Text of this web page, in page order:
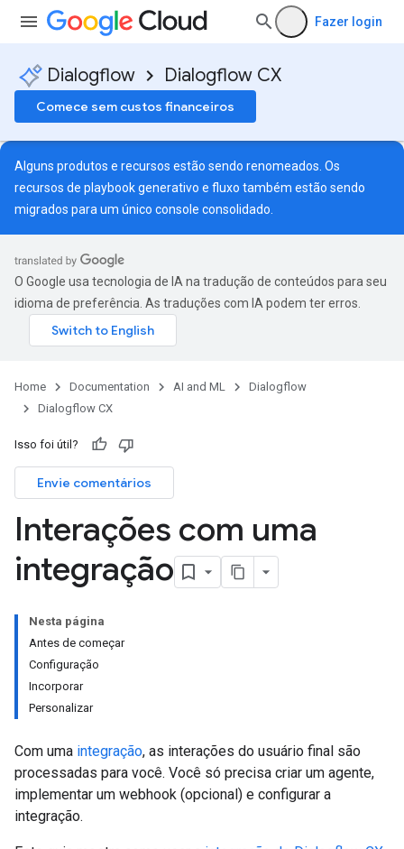
Fazer login
Dialogflow Dialogflow CX
Comece sem custos financeiros
Alguns produtos e recursos estão sendo renomeados. Os
recursos de playbook generativo e fluxo também estão sendo
migrados para um único console consolidado
O Google usa tecnologia de IA na tradução de conteúdos para seu
idioma de preferência. As traduções com IA podem ter erros.
Home Documentation AI and ML
Dialogflow
Dialogflow CX
Isso foi útil?
Envie comentários
Interações com uma
integração
Nesta página
Antes de começar
Configuração
Incorporar
Personalizar
Com uma integração, as interações do usuário final são
processadas para você. Você só precisa criar um agente,
implementar um webhook (opcional) e configurar a
integração.